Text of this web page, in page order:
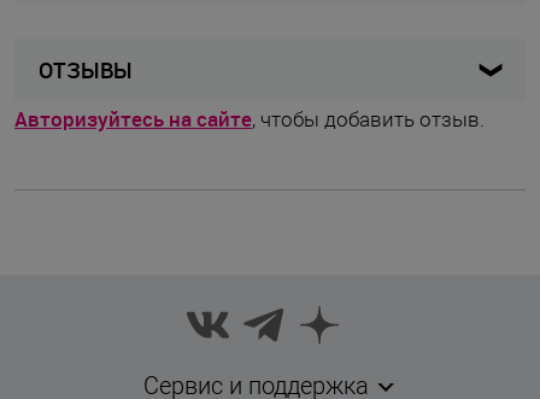
ОТЗЫВЫ
Авторизуйтесь на сайте, чтобы добавить отзыв.
Сервис и поддержка